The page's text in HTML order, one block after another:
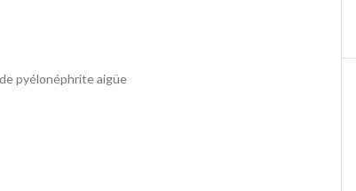
pyélonéphrite aigüe